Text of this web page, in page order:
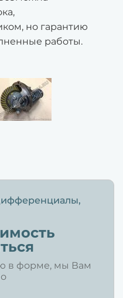
но гарантию
работы.
в форме, мы Вам